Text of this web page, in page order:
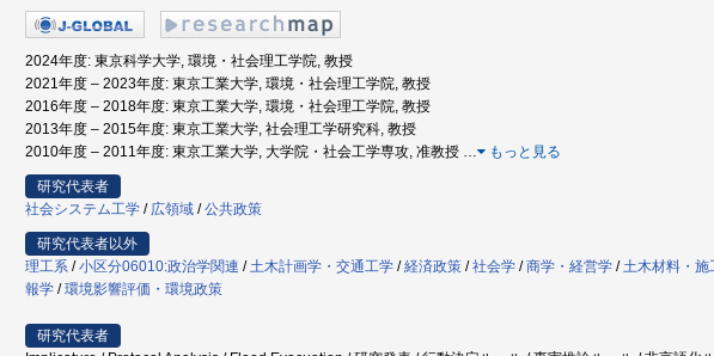
2024年度: 東京科学大学, 環境・社会理工学院, 教授
2021年度 – 2023年度: 東京工業大学, 環境・社会理工学院, 教授
2016年度 – 2018年度: 東京工業大学, 環境・社会理工学院, 教授
2013年度 – 2015年度: 東京工業大学, 社会理工学研究科, 教授
2010年度 – 2011年度: 東京工業大学, 大学院・社会工学専攻, 准教授 … もっと見る
研究代表者
社会システム工学 / 広領域 /公共政策
研究代表者以外
理工系 /小区分06010:政治学関連 /土木計画学・交通工学 /経済政策 /社会学 /商学・経営学 /土木材料・施
報学 /環境影響評価・環境政策
研究代表者